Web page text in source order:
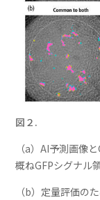
図２ .
（a）AI予測画像
概ねGFPシグナル
（b）定量評価の